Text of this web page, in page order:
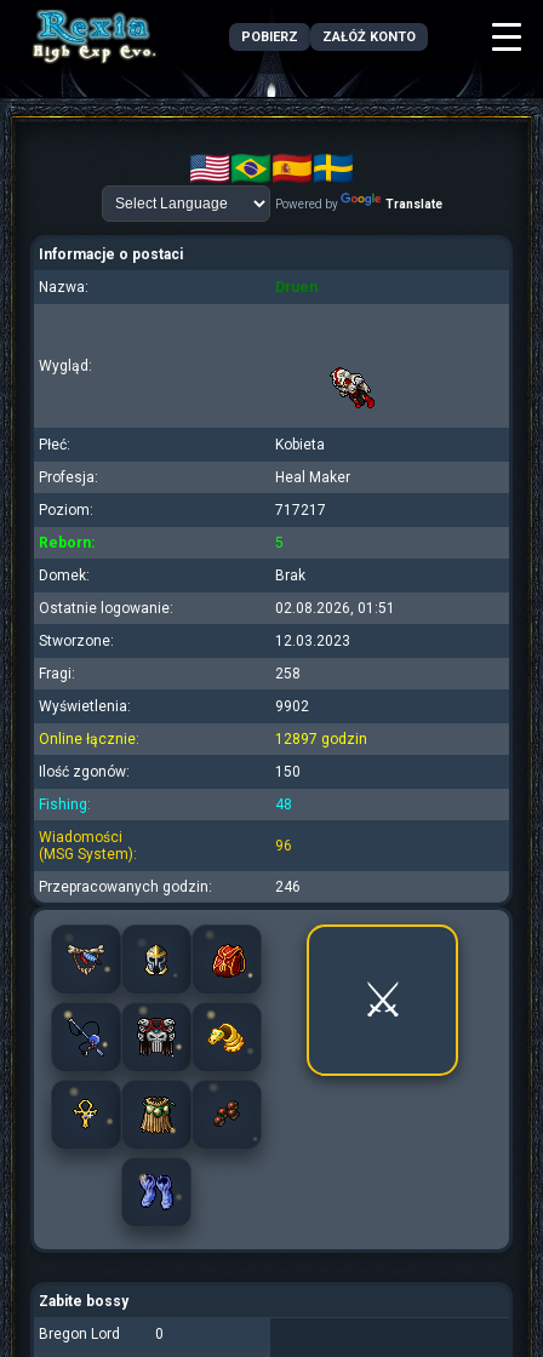
POBIERZ ZAŁÓŻ KONTO
Powered by Translate
Informacje o postaci
Nazwa:
Druen
Wygląd:
Płeć:
Kobieta
Profesja:
Heal Maker
Poziom:
717217
Reborn:
5
Domek:
Brak
Ostatnie logowanie:
02.08.2026, 01:51
Stworzone:
12.03.2023
Fragi:
258
Wyświetlenia:
9902
Online łącznie:
12897 godzin
Ilość zgonów:
150
Fishing:
48
Wiadomości
(MSG System):
96
Przepracowanych godzin: 246
⚔️
Zabite bossy
Bregon Lord
0